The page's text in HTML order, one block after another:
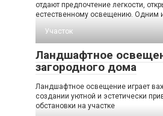
отдают предпочтение легкости,
естественному освещению. Одним
Участок
Ландшафтное
загородного дома
Ландшафтное освещение играет
создании уютной и эстетически
обстановки на участке